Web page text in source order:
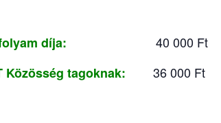
díja:
40 000 Ft
Közösség tagoknak:
36 000 Ft